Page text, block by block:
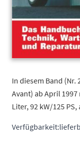
In diesem Band
Avant) ab April
Liter, 92 kW/125
Verfügbarkeit: